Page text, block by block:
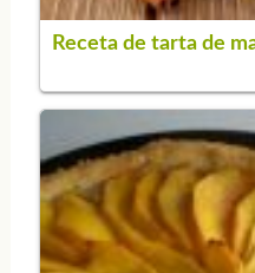
Receta de tarta de